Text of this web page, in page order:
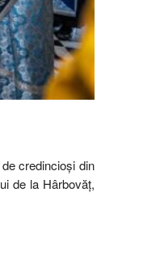
credincioși din
de la Hârbovăț,